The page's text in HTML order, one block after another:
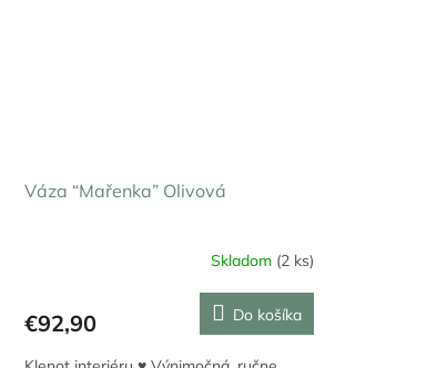
Váza “Mařenka” Olivová
Skladom (2 ks)
€92,90 Do košíka